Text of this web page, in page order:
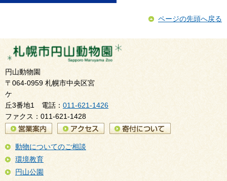
ページの先頭へ戻る
円山動物園
〒064-0959 札幌市中央区宮
ケ
丘3番地1 電話： 011-621-1426
ファクス：011-621-1428
動物についてのご相談
環境教育
円山公園